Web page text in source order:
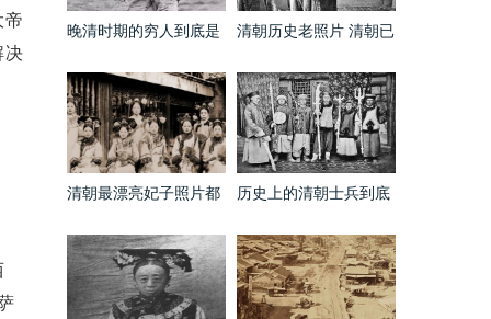
决
晚清时期的穷人到底是
完全不同
清朝历史老照片 清朝已
清朝最漂亮妃子照片都
知道了
历史上的清朝士兵到底
所事事